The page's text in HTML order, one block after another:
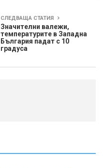
СЛЕДВАЩА СТАТИЯ
Значителни валежи,
температурите в Западна
България падат с 10
градуса